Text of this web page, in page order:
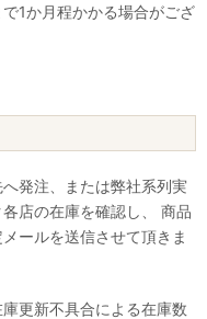
1か月程かかる場合がござ
発注、または弊社系列実
店の在庫を確認し、 商品
ールを送信させて頂きま
更新不具合による在庫数